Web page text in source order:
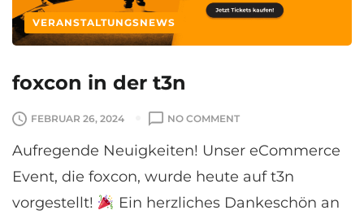
VERANSTALTUNGSNEWS
foxcon in der t3n
FEBRUAR 26, 2024 NO COMMENTO
F
C
Aufregende Neuigkeiten! Unser eCommerce
Event, die foxcon, wurde heute auf t3n
vorgestellt!
Ein herzliches Dankeschön an